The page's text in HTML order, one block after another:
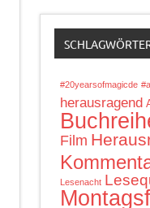
#20yearsofmagicde
herausragend
Film
Lesenacht